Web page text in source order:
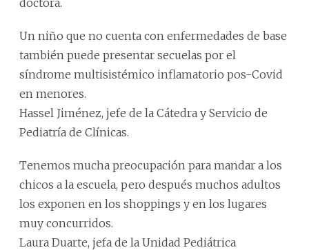
Un niño que no cuenta con enfermedades de base
también puede presentar secuelas por el
síndrome multisistémico inflamatorio pos-Covid
en menores.
Hassel Jiménez, jefe de la Cátedra y Servicio de
Pediatría de Clínicas.
Tenemos mucha preocupación para mandar a los
chicos a la escuela, pero después muchos adultos
los exponen en los shoppings y en los lugares
muy concurridos.
Laura Duarte, jefa de la Unidad Pediátrica